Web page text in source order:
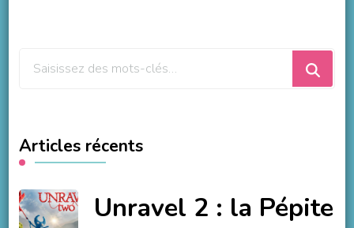
?
Articles récents
Unravel 2 : la Pépite